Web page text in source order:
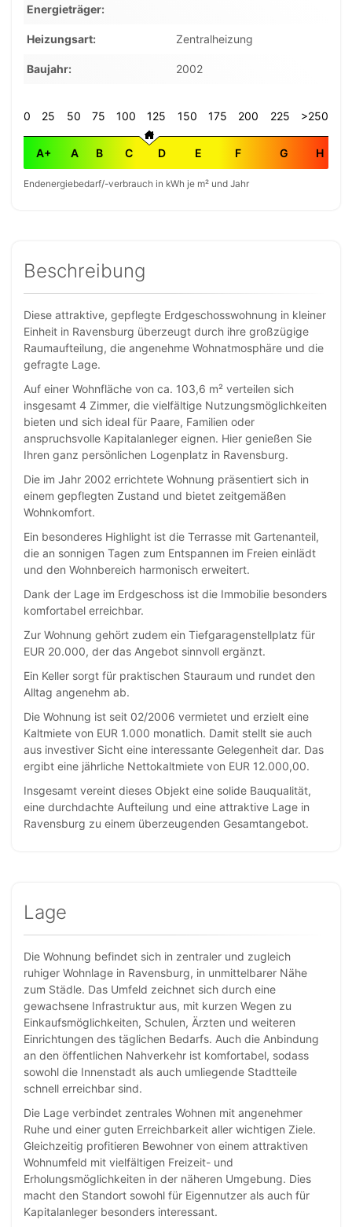
Energieträger
Heizungsart Zentralheizung
Baujahr 2002
0 25 50 75 100 125 150 175 200 225 >250
A+ A B C D E F G H
Endenergiebedarf/-verbrauch in kWh je m² und Jahr
Beschreibung
Diese attraktive, gepflegte Erdgeschosswohnung in kleiner
Einheit in Ravensburg überzeugt durch ihre großzügige
Raumaufteilung, die angenehme Wohnatmosphäre und die
gefragte Lage.
Auf einer Wohnfläche von ca. 103,6 m² verteilen sich
insgesamt 4 Zimmer, die vielfältige Nutzungsmöglichkeiten
bieten und sich ideal für Paare, Familien oder
anspruchsvolle Kapitalanleger eignen. Hier genießen Sie
Ihren ganz persönlichen Logenplatz in Ravensburg.
Die im Jahr 2002 errichtete Wohnung präsentiert sich in
einem gepflegten Zustand und bietet zeitgemäßen
Wohnkomfort.
Ein besonderes Highlight ist die Terrasse mit Gartenanteil,
die an sonnigen Tagen zum Entspannen im Freien einlädt
und den Wohnbereich harmonisch erweitert.
Dank der Lage im Erdgeschoss ist die Immobilie besonders
komfortabel erreichbar.
Zur Wohnung gehört zudem ein Tiefgaragenstellplatz für
EUR 20.000, der das Angebot sinnvoll ergänzt.
Ein Keller sorgt für praktischen Stauraum und rundet den
Alltag angenehm ab.
Die Wohnung ist seit 02/2006 vermietet und erzielt eine
Kaltmiete von EUR 1.000 monatlich. Damit stellt sie auch
aus investiver Sicht eine interessante Gelegenheit dar. Das
ergibt eine jährliche Nettokaltmiete von EUR 12.000,00.
Insgesamt vereint dieses Objekt eine solide Bauqualität,
eine durchdachte Aufteilung und eine attraktive Lage in
Ravensburg zu einem überzeugenden Gesamtangebot.
Lage
Die Wohnung befindet sich in zentraler und zugleich
ruhiger Wohnlage in Ravensburg, in unmittelbarer Nähe
zum Städle. Das Umfeld zeichnet sich durch eine
gewachsene Infrastruktur aus, mit kurzen Wegen zu
Einkaufsmöglichkeiten, Schulen, Ärzten und weiteren
Einrichtungen des täglichen Bedarfs. Auch die Anbindung
an den öffentlichen Nahverkehr ist komfortabel, sodass
sowohl die Innenstadt als auch umliegende Stadtteile
schnell erreichbar sind.
Die Lage verbindet zentrales Wohnen mit angenehmer
Ruhe und einer guten Erreichbarkeit aller wichtigen Ziele.
Gleichzeitig profitieren Bewohner von einem attraktiven
Wohnumfeld mit vielfältigen Freizeit- und
Erholungsmöglichkeiten in der näheren Umgebung. Dies
macht den Standort sowohl für Eigennutzer als auch für
Kapitalanleger besonders interessant.